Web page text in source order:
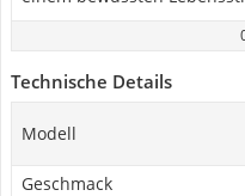
Technische Details
Modell
Geschmack